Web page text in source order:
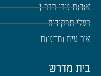
אודות שבי חברון
בעלי תפקידים
אירועים וחדשות
בית מדרש